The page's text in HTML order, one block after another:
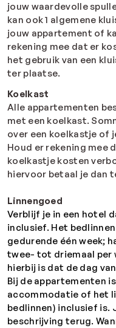
jouw waardevolle
kan ook 1 algemene
jouw appartement of
rekening mee dat er
het gebruik van een
ter plaatse.
Koelkast
Alle appartementen
met een koelkast.
over een koelkastje of
Houd er rekening mee
koelkastje kosten
hiervoor betaal je dan
Linnengoed
Verblijf je in een hotel
inclusief. Het
gedurende één week;
twee- tot driemaal per
hierbij is dat de dag
Bij de appartementen
accommodatie of het
bedlinnen) inclusief is.
beschrijving terug.